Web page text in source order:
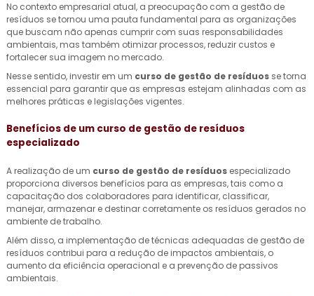
No contexto empresarial atual, a preocupação com a gestão de
resíduos se tornou uma pauta fundamental para as organizações
que buscam não apenas cumprir com suas responsabilidades
ambientais, mas também otimizar processos, reduzir custos e
fortalecer sua imagem no mercado.
Nesse sentido, investir em um curso de gestão de resíduos se torna
essencial para garantir que as empresas estejam alinhadas com as
melhores práticas e legislações vigentes.
Benefícios de um curso de gestão de resíduos
especializado
A realização de um curso de gestão de resíduos especializado
proporciona diversos benefícios para as empresas, tais como a
capacitação dos colaboradores para identificar, classificar,
manejar, armazenar e destinar corretamente os resíduos gerados no
ambiente de trabalho.
Além disso, a implementação de técnicas adequadas de gestão de
resíduos contribui para a redução de impactos ambientais, o
aumento da eficiência operacional e a prevenção de passivos
ambientais.